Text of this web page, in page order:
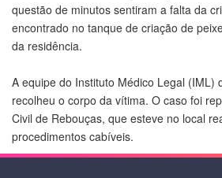
questão de minutos sentiram a falta da
encontrado no tanque de criação de
da residência.
A equipe do Instituto Médico Legal (IML)
recolheu o corpo da vítima. O caso foi
Civil de Rebouças, que esteve no local
procedimentos cabíveis.